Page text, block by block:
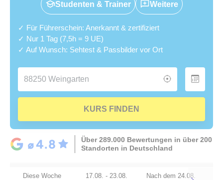
Studenten & Trainer Weitere
✓ Für Führerschein: Anerkannt & zertifiziert
✓ Nur 1 Tag (7,5h = 9 UE)
✓ Auf Wunsch: Sehtest & Passbilder vor Ort
KURS FINDEN
Über 289.000 Bewertungen in über 200
Standorten in Deutschland
Diese Woche 17.08. - 23.08. Nach dem 24.08.